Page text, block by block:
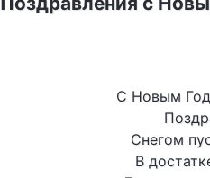
С Новым
Снегом
В